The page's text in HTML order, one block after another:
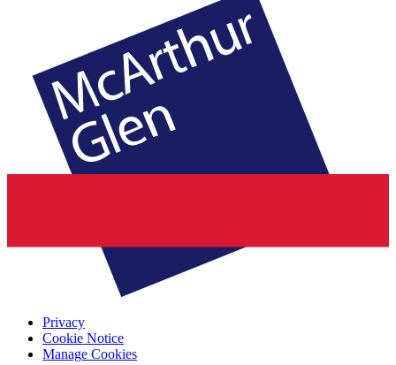
Privacy
Cookie Notice
Manage Cookies